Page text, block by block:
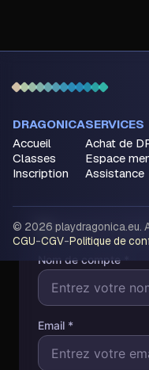
Nom de compte*
Email *
DRAGONICA
Accueil
Classes
Inscription
SERVICES
Achat de
Espace
Assistance
© 2026 playdragonica.eu.
CGU-CGV-Politique de